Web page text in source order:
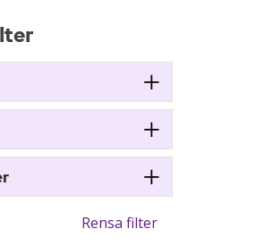
Rensa filter